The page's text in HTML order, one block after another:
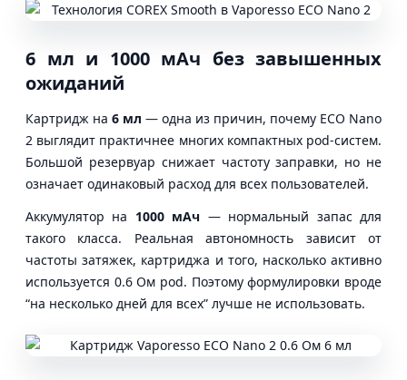
6 мл и 1000 мАч без завышенных
ожиданий
Картридж на 6 мл — одна из причин, почему ECO Nano
2 выглядит практичнее многих компактных pod-систем.
Большой резервуар снижает частоту заправки, но не
означает одинаковый расход для всех пользователей.
Аккумулятор на 1000 мАч — нормальный запас для
такого класса. Реальная автономность зависит от
частоты затяжек, картриджа и того, насколько активно
используется 0.6 Ом pod. Поэтому формулировки вроде
“на несколько дней для всех” лучше не использовать.